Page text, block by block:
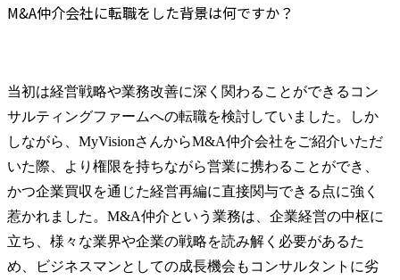
M&A仲介会社に転職をした背景は何ですか？
当初は経営戦略や業務改善に深く関わることができるコン
サルティングファームへの転職を検討していました。しか
しながら、MyVisionさんからM&A仲介会社をご紹介いただ
いた際、より権限を持ちながら営業に携わることができ、
かつ企業買収を通じた経営再編に直接関与できる点に強く
惹かれました。M&A仲介という業務は、企業経営の中枢に
立ち、様々な業界や企業の戦略を読み解く必要があるた
め、ビジネスマンとしての成長機会もコンサルタントに劣